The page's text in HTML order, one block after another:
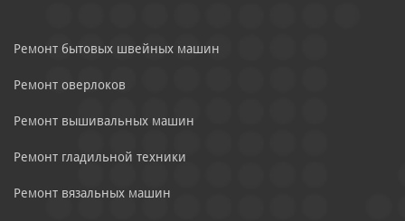
Ремонт бытовых швейных машин
Ремонт оверлоков
Ремонт вышивальных машин
Ремонт гладильной техники
Ремонт вязальных машин